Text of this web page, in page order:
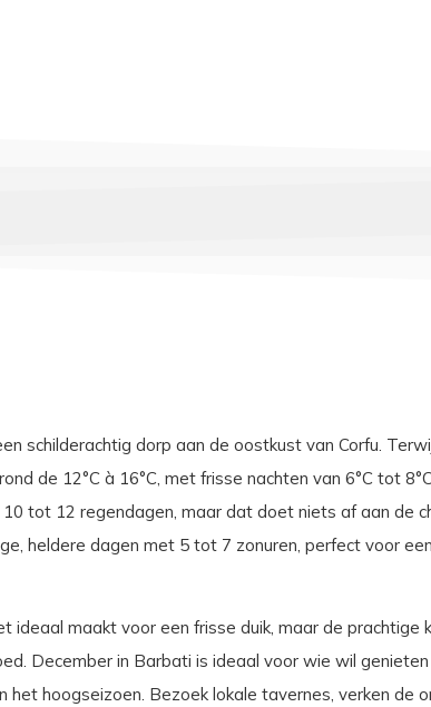
schilderachtig dorp aan de oostkust van Corfu.
de 12°C à 16°C, met frisse nachten van 6°C tot
tot 12 regendagen, maar dat doet niets af aan de
heldere dagen met 5 tot 7 zonuren, perfect voor
ideaal maakt voor een frisse duik, maar de prachtige
December in Barbati is ideaal voor wie wil
het hoogseizoen. Bezoek lokale tavernes, verken de